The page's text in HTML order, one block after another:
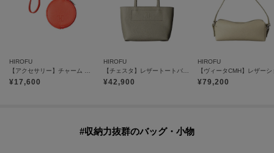
HIROFU
¥17,600
HIROFU
¥42,900
HIROFU
¥79,200
#収納力抜群のバッグ・小物